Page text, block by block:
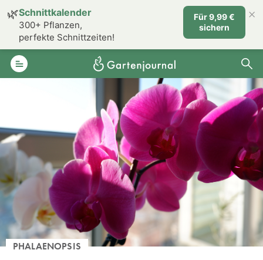
PHALAENOPSIS
🌿Schnittkalender
300+ Pflanzen,
perfekte Schnittzeiten!
Für 9,99 €
sichern
×